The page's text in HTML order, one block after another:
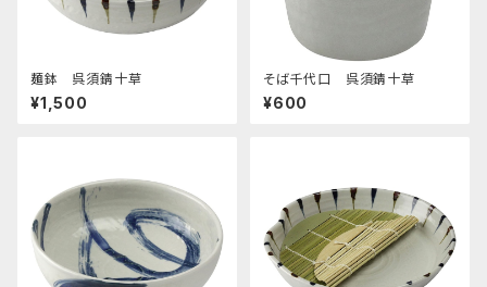
麺鉢 呉須錆十草
¥1,500
そば千代口 呉須錆十草
¥600